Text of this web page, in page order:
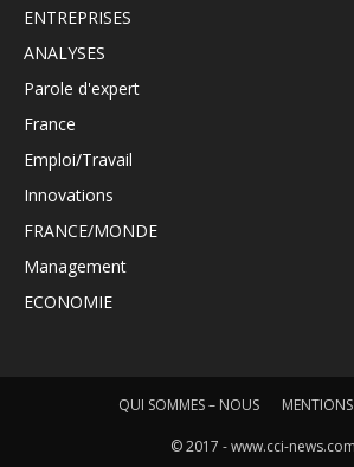
ENTREPRISES
ANALYSES
Parole d'expert
France
Emploi/Travail
Innovations
FRANCE/MONDE
Management
ECONOMIE
QUI SOMMES – NOUS
© 2017 - www.cci-